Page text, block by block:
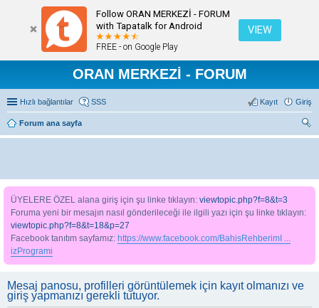
Follow ORAN MERKEZİ - FORUM
with Tapatalk for Android
FREE - on Google Play
VIEW
ORAN MERKEZİ - FORUM
Hızlı bağlantılar SSS Giriş
Kayıt
Forum ana sayfa
ra
ÜYELERE ÖZEL alana giriş için şu linke tıklayın: viewtopic.php?f=8&t=3
Foruma yeni bir mesajın nasıl gönderileceği ile ilgili yazı için şu linke tıklayın:
viewtopic.php?f=8&t=18&p=27
Facebook tanıtım sayfamız: https://www.facebook.com/BahisRehberimI ...
izProgrami
Mesaj panosu, profilleri görüntülemek için kayıt olmanızı ve
giriş yapmanızı gerekli tutuyor.